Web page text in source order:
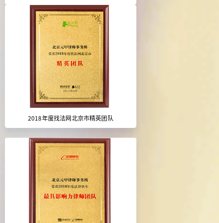
2018年度找法网北京市精英团队